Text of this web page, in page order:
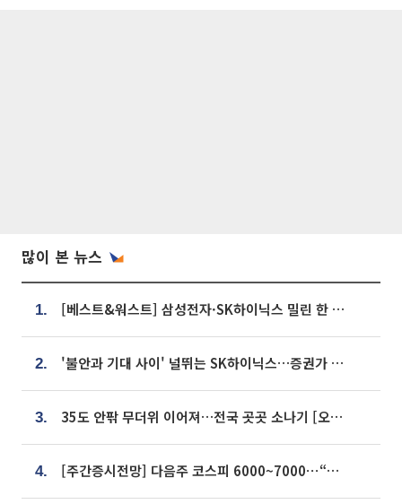
많이 본 뉴스
1. [베스트&워스트] 삼성전자·SK하이닉스 밀린 한 주…상상인증권은 85% 급등
2. '불안과 기대 사이' 널뛰는 SK하이닉스…증권가 "HBM4·LTA 기반 펀터멘털 견고"
3. 35도 안팎 무더위 이어져…전국 곳곳 소나기 [오늘 날씨]
4. [주간증시전망] 다음주 코스피 6000~7000⋯“外人 수급은 정책이 변수”